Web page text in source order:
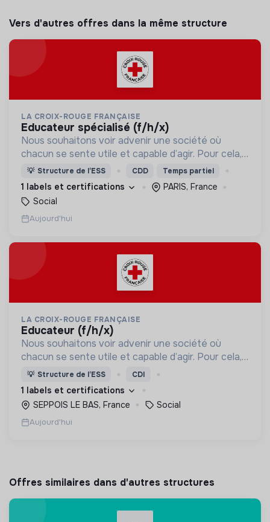
Vers d'autres offres dans la même structure
LA CROIX-ROUGE FRANÇAISE
educateur spécialisé (f/h/x)
Nous souhaitons voir advenir une société où
chacun se sente utile et capable d’agir. Pour cela,
nous proposons des moyens et des lieux
d’engagement innovants et adaptés à tous.
💡 Structure de l’ESS CDD Temps partiel
1 labels et certifications
PARIS, France
Social
Aujourd'hui
LA CROIX-ROUGE FRANÇAISE
educateur (f/h/x)
Nous souhaitons voir advenir une société où
chacun se sente utile et capable d’agir. Pour cela,
nous proposons des moyens et des lieux
d’engagement innovants et adaptés à tous.
💡 Structure de l’ESS CDI
1 labels et certifications
SEPPOIS LE BAS, France
Social
Aujourd'hui
Offres similaires dans d'autres structures